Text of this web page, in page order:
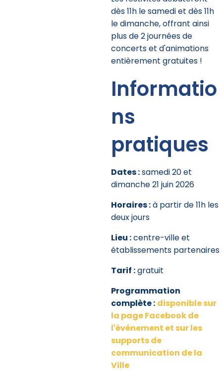
dès 11h le samedi et dès 11h
le dimanche, offrant ainsi
plus de 2 journées de
concerts et d'animations
entièrement gratuites !
Informatio
ns
pratiques
Dates :samedi 20 et
dimanche 21 juin 2026
Horaires :à partir de 11h les
deux jours
Lieu :centre-ville et
établissements partenaires
Tarif :gratuit
Programmation
complète : disponible sur
la page Facebook de
l'événement et sur les
supports de
communication de la
Ville